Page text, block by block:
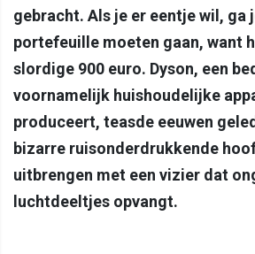
gebracht. Als je er eentje wil, ga
portefeuille moeten gaan, want
slordige 900 euro. Dyson, een
voornamelijk huishoudelijke
produceert, teasde eeuwen
bizarre ruisonderdrukkende
uitbrengen met een vizier dat
luchtdeeltjes opvangt.